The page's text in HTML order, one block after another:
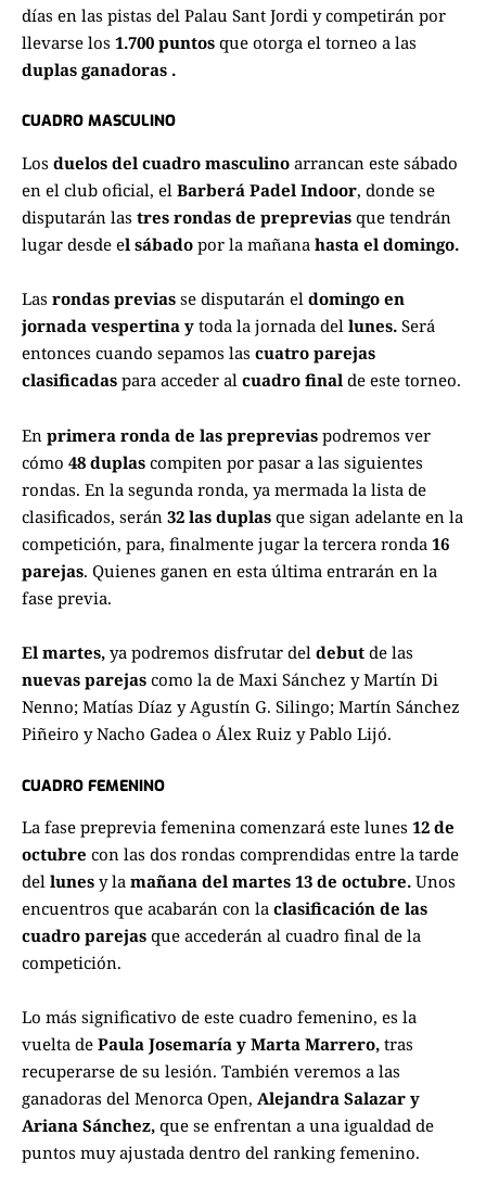
días en las pistas del Palau Sant Jordi y competirán por
llevarse los 1.700 puntos que otorga el torneo a las
duplas ganadoras .
CUADRO MASCULINO
Los duelos del cuadro masculino arrancan este sábado
en el club oficial, el Barberá Padel Indoor, donde se
disputarán las tres rondas de preprevias que tendrán
lugar desde el sábado por la mañana hasta el domingo.
Las rondas previas se disputarán el domingo en
jornada vespertina y toda la jornada del lunes. Será
entonces cuando sepamos las cuatro parejas
clasificadas para acceder al cuadro final de este torneo.
En primera ronda de las preprevias podremos ver
cómo 48 duplas compiten por pasar a las siguientes
rondas. En la segunda ronda, ya mermada la lista de
clasificados, serán 32 las duplas que sigan adelante en la
competición, para, finalmente jugar la tercera ronda 16
parejas. Quienes ganen en esta última entrarán en la
fase previa.
El martes, ya podremos disfrutar del debut de las
nuevas parejas como la de Maxi Sánchez y Martín Di
Nenno; Matías Díaz y Agustín G. Silingo; Martín Sánchez
Piñeiro y Nacho Gadea o Álex Ruiz y Pablo Lijó.
CUADRO FEMENINO
La fase preprevia femenina comenzará este lunes 12 de
octubre con las dos rondas comprendidas entre la tarde
del lunes y la mañana del martes 13 de octubre. Unos
encuentros que acabarán con la clasificación de las
cuadro parejas que accederán al cuadro final de la
competición.
Lo más significativo de este cuadro femenino, es la
vuelta de Paula Josemaría y Marta Marrero, tras
recuperarse de su lesión. También veremos a las
ganadoras del Menorca Open, Alejandra Salazar y
Ariana Sánchez, que se enfrentan a una igualdad de
puntos muy ajustada dentro del ranking femenino.